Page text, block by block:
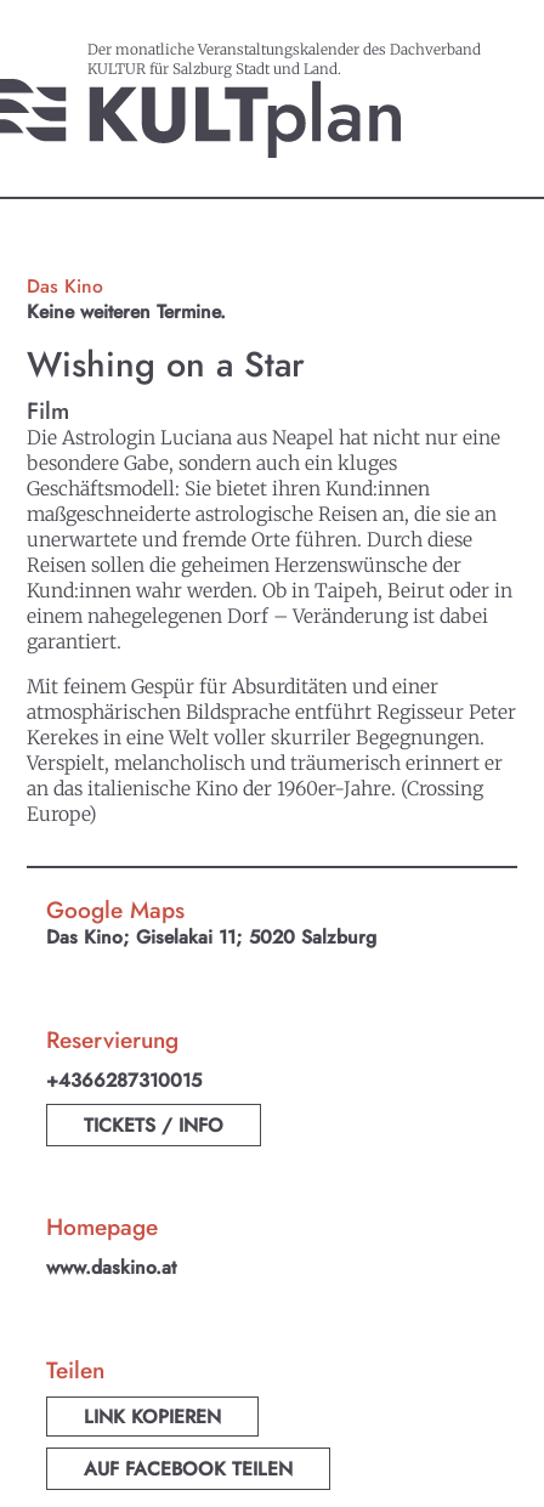
Der monatliche Veranstaltungskalender des Dachverband
KULTUR für Salzburg Stadt und Land.
Das Kino
Keine weiteren Termine.
Wishing on a Star
Film
Die Astrologin Luciana aus Neapel hat nicht nur eine
besondere Gabe, sondern auch ein kluges
Geschäftsmodell: Sie bietet ihren Kund:innen
maßgeschneiderte astrologische Reisen an, die sie an
unerwartete und fremde Orte führen. Durch diese
Reisen sollen die geheimen Herzenswünsche der
Kund:innen wahr werden. Ob in Taipeh, Beirut oder in
einem nahegelegenen Dorf – Veränderung ist dabei
garantiert.
Mit feinem Gespür für Absurditäten und einer
atmosphärischen Bildsprache entführt Regisseur Peter
Kerekes in eine Welt voller skurriler Begegnungen.
Verspielt, melancholisch und träumerisch erinnert er
an das italienische Kino der 1960er-Jahre. (Crossing
Europe)
Google Maps
Das Kino; Giselakai 11; 5020 Salzburg
Reservierung
+4366287310015
TICKETS / INFO
Homepage
www.daskino.at
Teilen
LINK KOPIEREN
AUF FACEBOOK TEILEN